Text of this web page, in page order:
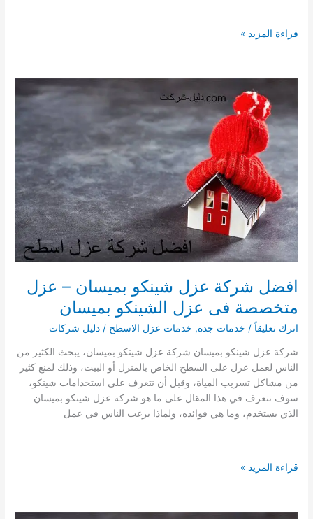
افضل
عزل
شينكو
0503790908
–
دليل
شركات
عزل
شينكو
بجدة
قراءة المزيد »
افضل شركة عزل شينكو بميسان – عزل
متخصصة فى عزل الشينكو بميسان
اترك تعليقاً / خدمات جدة, خدمات عزل الاسطح /دليل شركات
شركة عزل شينكو بميسان شركة عزل شينكو بميسان، يبحث الكثير من
الناس لعمل عزل على السطح الخاص بالمنزل أو البيت، وذلك لمنع كثير
من مشاكل تسريب المياة، وقبل أن نتعرف على استخدامات شينكو،
سوف نتعرف في هذا المقال على ما هو شركة عزل شينكو بميسان
الذي يستخدم، وما هي فوائده، ولماذا يرغب الناس في عمل
افضل
عزل
شينكو
قراءة المزيد »